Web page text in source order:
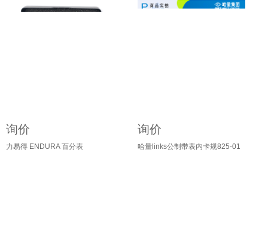
询价
力易得 ENDURA 百分表
询价
哈量links公制带表内卡规825-01